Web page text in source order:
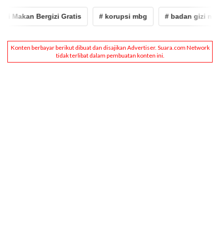
Bergizi Gratis # korupsi mbg # badan gizi nasional